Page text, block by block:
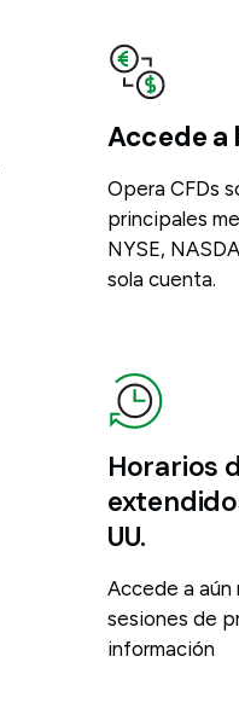
Accede a
Opera CFDs
principales
NYSE,
sola cuenta.
Horarios
UU.
Accede a
sesiones de
información